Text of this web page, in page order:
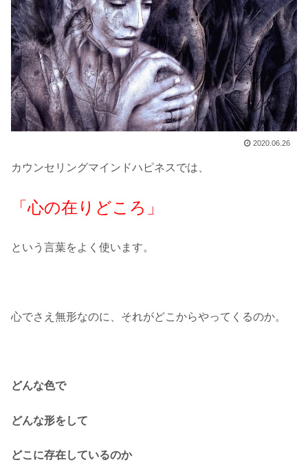
2020.06.26
カウンセリングマインドハピネスでは、
「心の在りどころ」
という言葉をよく使います。
心でさえ無形なのに、それがどこからやってくるのか。
どんな色で
どんな形をして
どこに存在しているのか